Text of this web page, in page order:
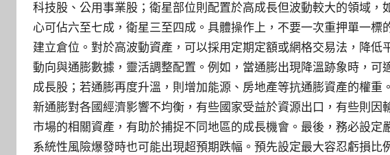
科技股、公用事業股；衛星部位則配置於高成長但波動較大的領域
心可佔六至七成，衛星三至四成。具體操作上，不要一次重押單一標
建立倉位。對於高波動資產，可以採用定期定額或網格交易法，降
動向與通膨數據，靈活調整配置。例如，當通膨出現降溫跡象時，可
成長股；若通膨再度升溫，則增加能源、房地產等抗通膨資產的權重
新通膨對各國經濟影響不均衡，有些國家受益於資源出口，有些則
市場的相關資產，有助於捕捉不同地區的成長機會。最後，務必設定
系統性風險爆發時也可能出現超預期跌幅。預先設定最大容忍虧損比